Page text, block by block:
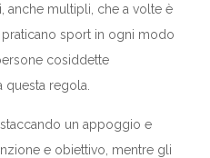
anche multipli, che a volte è
sport in ogni modo
cosiddette
questa regola.
un appoggio e
e obiettivo, mentre gli